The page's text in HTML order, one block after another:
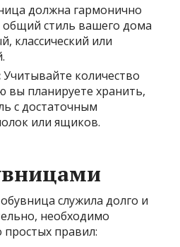
должна гармонично
общий стиль вашего дома
классический или
Учитывайте количество
вы планируете хранить,
с достаточным
или ящиков.
служила долго и
необходимо
правил: